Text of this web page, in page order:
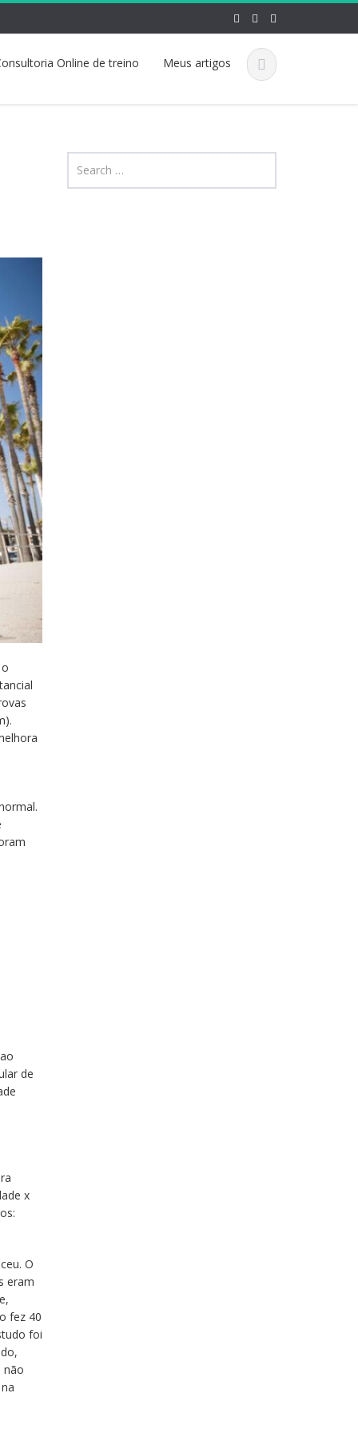
Online de treino Meus artigos
de
x
O
eram
fez 40
foi
não